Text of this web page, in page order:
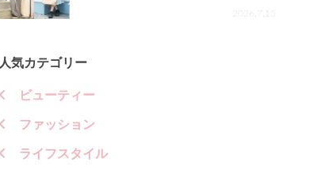
2026.7.15
人気カテゴリー
ビューティー
ファッション
ライフスタイル